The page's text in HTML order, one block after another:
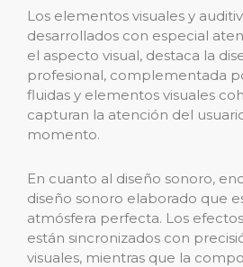
Los elementos visuales y
desarrollados con especial
el aspecto visual, destaca la
profesional, complementada
fluidas y elementos visuales
capturan la atención del
momento.
En cuanto al diseño sonoro,
diseño sonoro elaborado que
atmósfera perfecta. Los
están sincronizados con
visuales, mientras que la